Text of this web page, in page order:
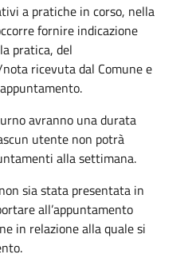
a pratiche in corso, nella
fornire indicazione
pratica, del
ricevuta dal Comune e
avranno una durata
utente non potrà
alla settimana.
sia stata presentata in
all’appuntamento
in relazione alla quale si